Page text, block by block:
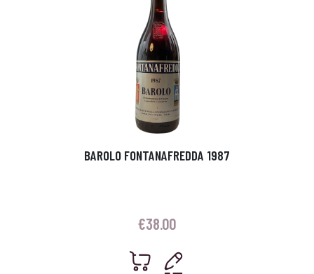
BAROLO FONTANAFREDDA 1987
€38.00